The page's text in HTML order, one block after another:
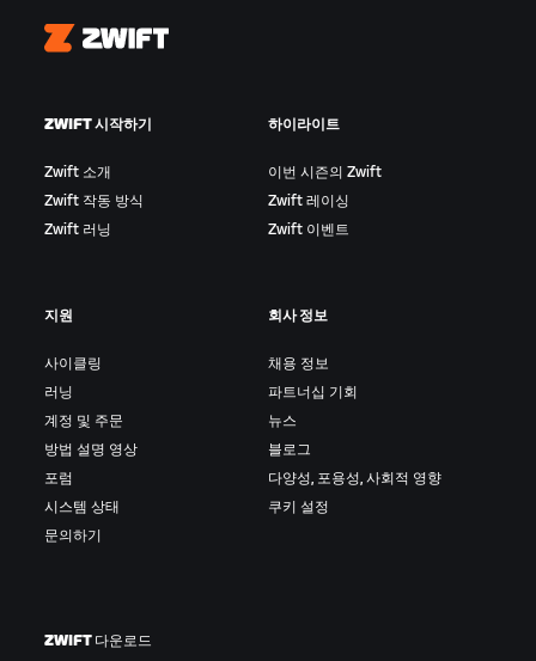
Zwift
ZWIFT 시작하기
Zwift 소개
Zwift 작동 방식
Zwift 러닝
하이라이트
이번 시즌의 Zwift
Zwift 레이싱
Zwift 이벤트
지원
사이클링
러닝
계정 및 주문
방법 설명 영상
포럼
시스템 상태
문의하기
회사 정보
채용 정보
파트너십 기회
뉴스
블로그
다양성, 포용성, 사회적 영향
쿠키 설정
ZWIFT 다운로드